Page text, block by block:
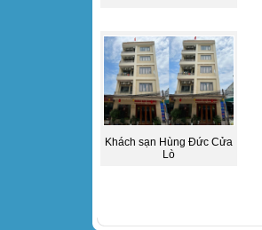
Khách sạn Hùng Đức Cửa
Lò